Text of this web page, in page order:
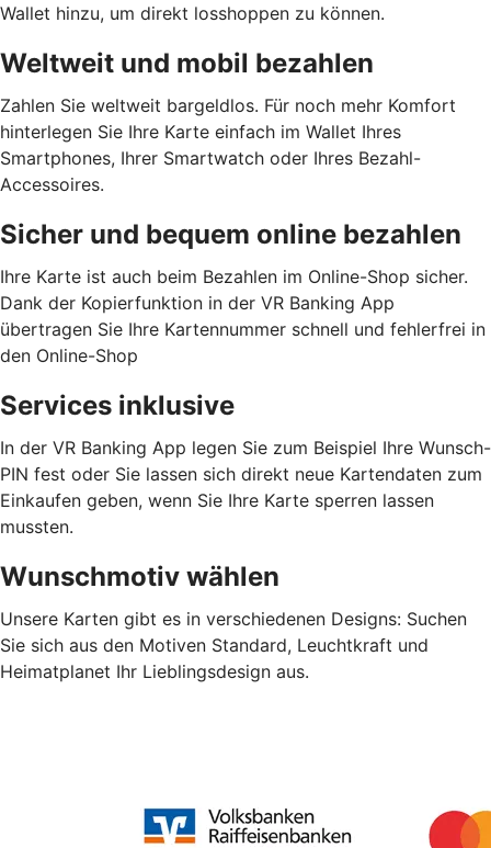
Wallet hinzu, um direkt losshoppen zu können.
Weltweit und mobil bezahlen
Zahlen Sie weltweit bargeldlos. Für noch mehr Komfort
hinterlegen Sie Ihre Karte einfach im Wallet Ihres
Smartphones, Ihrer Smartwatch oder Ihres Bezahl-
Accessoires.
Sicher und bequem online bezahlen
Ihre Karte ist auch beim Bezahlen im Online-Shop sicher.
Dank der Kopierfunktion in der VR Banking App
übertragen Sie Ihre Kartennummer schnell und fehlerfrei in
den Online-Shop
Services inklusive
In der VR Banking App legen Sie zum Beispiel Ihre Wunsch-
PIN fest oder Sie lassen sich direkt neue Kartendaten zum
Einkaufen geben, wenn Sie Ihre Karte sperren lassen
mussten.
Wunschmotiv wählen
Unsere Karten gibt es in verschiedenen Designs: Suchen
Sie sich aus den Motiven Standard, Leuchtkraft und
Heimatplanet Ihr Lieblingsdesign aus.